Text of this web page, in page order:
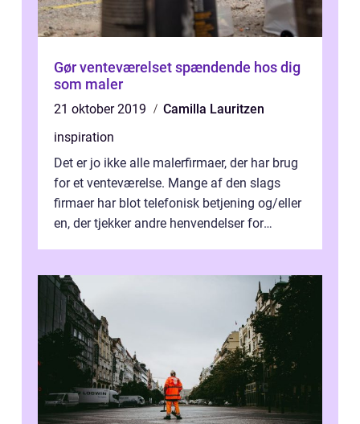
Gør venteværelset spændende hos dig
som maler
21 oktober 2019
Camilla Lauritzen
inspiration
Det er jo ikke alle malerfirmaer, der har brug
for et venteværelse. Mange af den slags
firmaer har blot telefonisk betjening og/eller
en, der tjekker andre henvendelser for